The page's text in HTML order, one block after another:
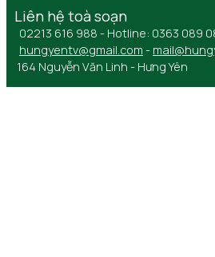
Liên hệ toà soạn
02213 616 988 - Hotline: 0363 089
hungyentv@gmail.com -
164 Nguyễn Văn Linh - Hưng Yên